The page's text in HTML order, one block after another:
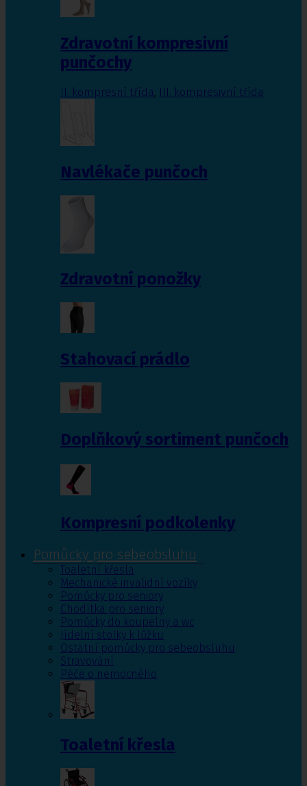
Zdravotní kompresivní
punčochy
II. kompresní třída III. kompresivní třída
Navlékače punčoch
Zdravotní ponožky
Stahovací prádlo
Doplňkový sortiment punčoch
Kompresní podkolenky
Pomůcky pro sebeobsluhu
Toaletní křesla
Mechanické invalidní vozíky
Pomůcky pro seniory
Chodítka pro seniory
Pomůcky do koupelny a wc
Jídelní stolky k lůžku
Ostatní pomůcky pro sebeobsluhu
Stravování
Péče o nemocného
Toaletní křesla